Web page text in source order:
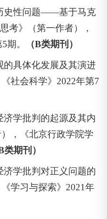
史性问题——基于马克
考》（第一作者），
期。
（B类期刊）
的具体化发展及其演进
社会科学》2022年第7
济学批判的起源及其内
，《北京行政学院学
类期刊）
济学批判对正义问题的
学习与探索》2021年